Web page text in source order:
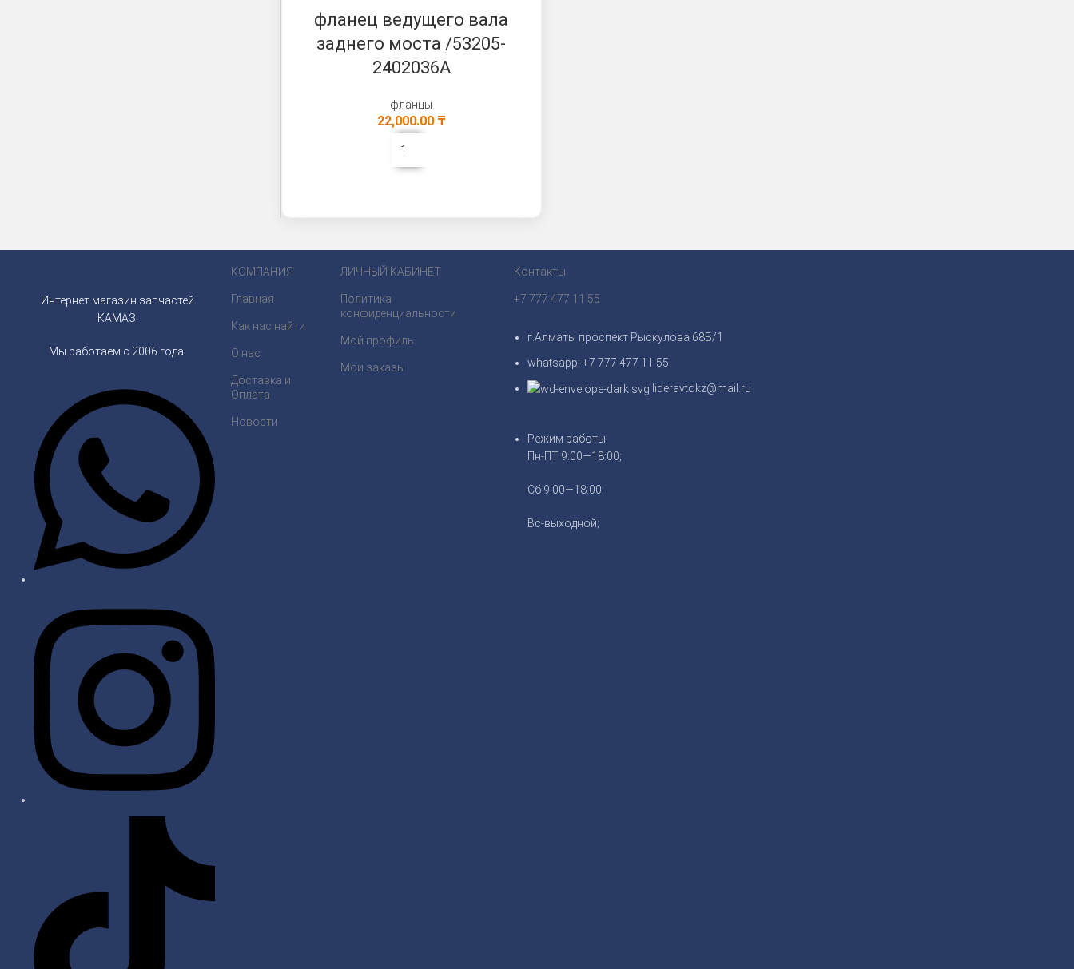
фланец ведущего вала
заднего моста /53205-
2402036А
фланцы
22,000.00 ₸
Интернет магазин запчастей
КАМАЗ.
Мы работаем с 2006 года.
КОМПАНИЯ
Главная
Как нас найти
О нас
Доставка и
Оплата
Новости
ЛИЧНЫЙ КАБИНЕТ
Политика
конфиденциальности
Мой профиль
Мои заказы
Контакты
+7 777 477 11 55
г.Алматы проспект Рыскулова 68Б/1
whatsapp: +7 777 477 11 55
lideravtokz@mail.ru
Режим работы:
Пн-ПТ 9:00—18:00;
Сб 9:00—18:00;
Вс-выходной;